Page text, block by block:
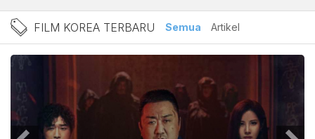
Berita Film Korea
FILM KOREA TERBARU Semua Artikel